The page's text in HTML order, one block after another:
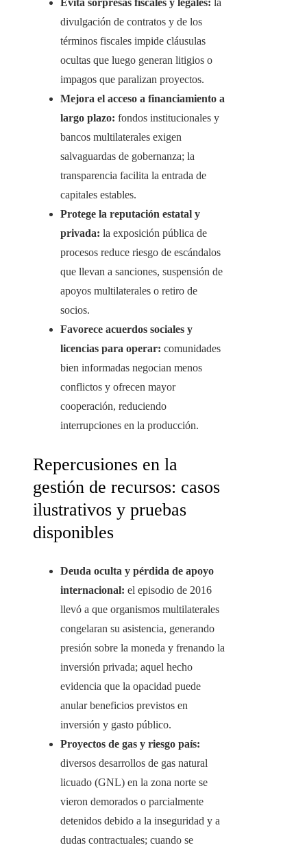
Evita sorpresas fiscales y legales: la
divulgación de contratos y de los
términos fiscales impide cláusulas
ocultas que luego generan litigios o
impagos que paralizan proyectos.
Mejora el acceso a financiamiento a
largo plazo: fondos institucionales y
bancos multilaterales exigen
salvaguardas de gobernanza; la
transparencia facilita la entrada de
capitales estables.
Protege la reputación estatal y
privada: la exposición pública de
procesos reduce riesgo de escándalos
que llevan a sanciones, suspensión de
apoyos multilaterales o retiro de
socios.
Favorece acuerdos sociales y
licencias para operar: comunidades
bien informadas negocian menos
conflictos y ofrecen mayor
cooperación, reduciendo
interrupciones en la producción.
Repercusiones en la
gestión de recursos: casos
ilustrativos y pruebas
disponibles
Deuda oculta y pérdida de apoyo
internacional: el episodio de 2016
llevó a que organismos multilaterales
congelaran su asistencia, generando
presión sobre la moneda y frenando la
inversión privada; aquel hecho
evidencia que la opacidad puede
anular beneficios previstos en
inversión y gasto público.
Proyectos de gas y riesgo país:
diversos desarrollos de gas natural
licuado (GNL) en la zona norte se
vieron demorados o parcialmente
detenidos debido a la inseguridad y a
dudas contractuales; cuando se